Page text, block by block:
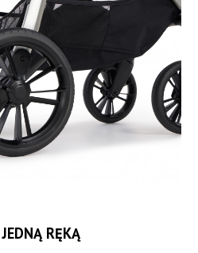
RĘKĄ